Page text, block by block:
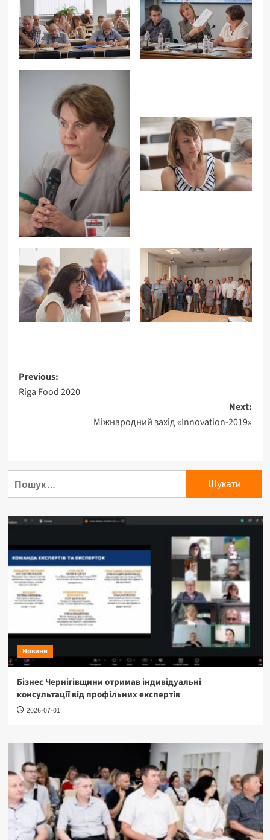
Post
navigation
Previous:
Riga Food 2020
Next:
Міжнародний захід «Innovation-2019»
Новини
Бізнес Чернігівщини отримав індивідуальні
консультації від профільних експертів
2026-07-01